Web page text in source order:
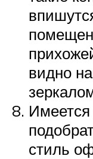
видно
стиль